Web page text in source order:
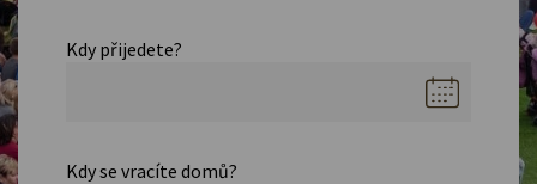
Kdy přijedete?
Kdy se vracíte domů?